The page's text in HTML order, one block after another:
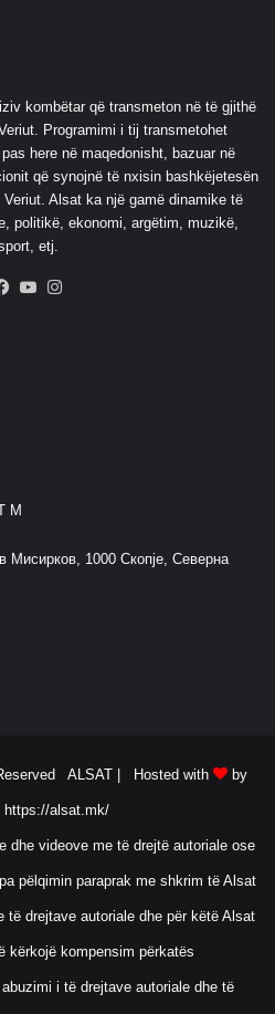
kombëtar që transmeton në të gjithë
Programimi i tij transmetohet
here në maqedonisht, bazuar në
që synojnë të nxisin bashkëjetesën
Alsat ka një gamë dinamike të
politikë, ekonomi, argëtim, muzikë,
etj.
Facebook
YouTube
М
Мисирков, 1000 Скопје, Северна
ALSAT | Hosted with by
https://alsat.mk/
dhe videove me të drejtë autoriale ose
pëlqimin paraprak me shkrim të Alsat
të drejtave autoriale dhe për këtë Alsat
kërkojë kompensim përkatës
i të drejtave autoriale dhe të